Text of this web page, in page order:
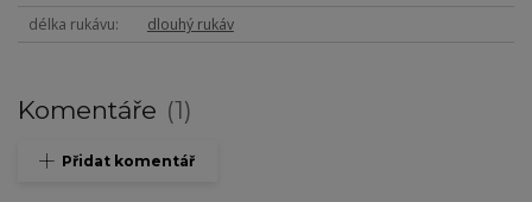
délka rukávu
dlouhý rukáv
Komentáře 1
Přidat komentář